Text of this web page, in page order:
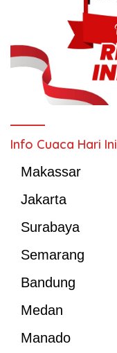
Info Cuaca Hari Ini
Makassar
Jakarta
Surabaya
Semarang
Bandung
Medan
Manado